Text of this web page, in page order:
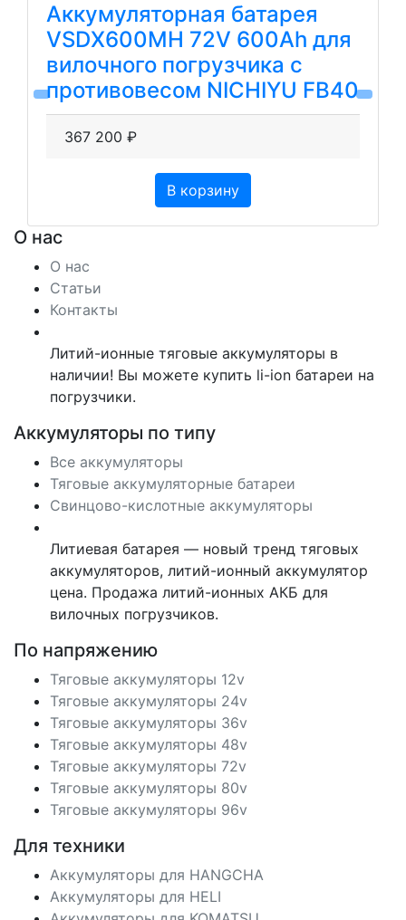
Аккумуляторная батарея
VSDX600MH 72V 600Ah для
вилочного погрузчика с
противовесом NICHIYU FB40
367 200 ₽
В корзину
О нас
О нас
Статьи
Контакты
Литий-ионные тяговые аккумуляторы в
наличии! Вы можете купить li-ion батареи на
погрузчики.
Аккумуляторы по типу
Все аккумуляторы
Тяговые аккумуляторные батареи
Свинцово-кислотные аккумуляторы
Литиевая батарея — новый тренд тяговых
аккумуляторов, литий-ионный аккумулятор
цена. Продажа литий-ионных АКБ для
вилочных погрузчиков.
По напряжению
Тяговые аккумуляторы 12v
Тяговые аккумуляторы 24v
Тяговые аккумуляторы 36v
Тяговые аккумуляторы 48v
Тяговые аккумуляторы 72v
Тяговые аккумуляторы 80v
Тяговые аккумуляторы 96v
Для техники
Аккумуляторы для HANGCHA
Аккумуляторы для HELI